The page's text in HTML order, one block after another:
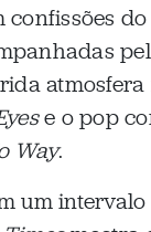
confissões
e o pop
Way.
um